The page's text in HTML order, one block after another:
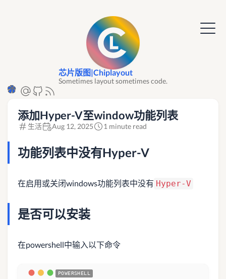
芯片版图|Chiplayout
Sometimes layout sometimes code.
添加Hyper-V至window功能列表
生活 Aug 12, 2025 1 minute read
功能列表中没有Hyper-V
在启用或关闭windows功能列表中没有 Hyper-V
是否可以安装
在powershell中输入以下命令